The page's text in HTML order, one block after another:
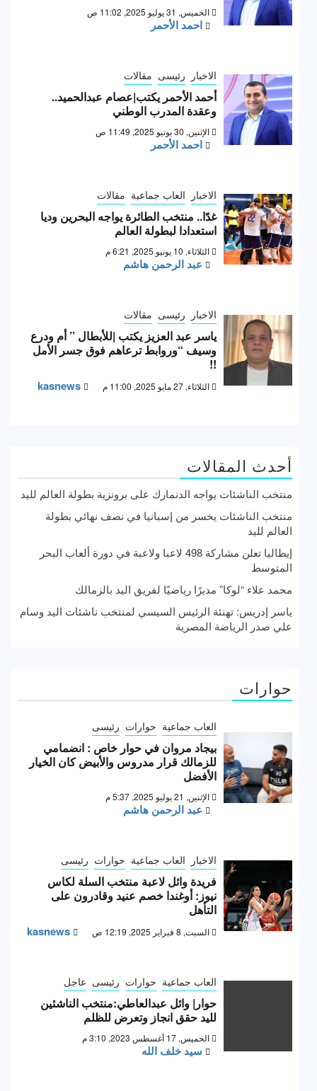
الخميس, 31 يوليو 2025, 11:02 ص
احمد الأحمر
الاخبار رئيسى مقالات
أحمد الأحمر يكتب|عصام عبدالحميد..
وعقدة المدرب الوطني
الإثنين, 30 يونيو 2025, 11:49 ص
احمد الأحمر
الاخبار العاب جماعية مقالات
غدًا.. منتخب الطائرة يواجه البحرين وديا
استعدادا لبطولة العالم
الثلاثاء, 10 يونيو 2025, 6:21 م
عبد الرحمن هاشم
الاخبار رئيسى مقالات
ياسر عبد العزيز يكتب |للأبطال ” أم ودرع
وسيف “وروابط ترعاهم فوق جسر الأمل
!!
الثلاثاء, 27 مايو 2025, 11:00 م kasnews
أحدث المقالات
منتخب الناشئات يواجه الدنمارك على برونزية بطولة العالم لليد
منتخب الناشئات يخسر من إسبانيا في نصف نهائي بطولة
العالم لليد
إيطاليا تعلن مشاركة 498 لاعبا ولاعبة في دورة ألعاب البحر
المتوسط
محمد علاء “لوكا” مديرًا رياضيًا لفريق اليد بالزمالك
ياسر إدريس: تهنئة الرئيس السيسي لمنتخب ناشئات اليد وسام
علي صدر الرياضة المصرية
حوارات
العاب جماعية حوارات رئيسى
بيجاد مروان في حوار خاص : انضمامي
للزمالك قرار مدروس والأبيض كان الخيار
الأفضل
الإثنين, 21 يوليو 2025, 5:37 م
عبد الرحمن هاشم
الاخبار العاب جماعية حوارات رئيسى
فريدة وائل لاعبة منتخب السلة لكاس
نيوز: أوغندا خصم عنيد وقادرون على
التأهل
السبت, 8 فبراير 2025, 12:19 ص kasnews
العاب جماعية حوارات رئيسى عاجل
حوار| وائل عبدالعاطي:منتخب الناشئين
لليد حقق انجاز وتعرض للظلم
الخميس, 17 أغسطس 2023, 3:10 م
سيد خلف الله